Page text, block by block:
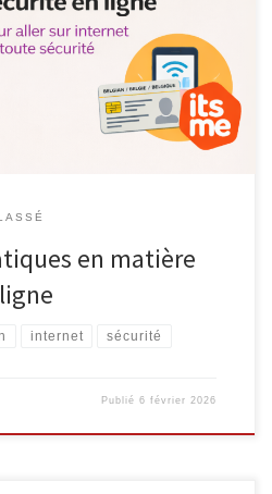
formatif consacré aux bonnes
en ligne, dans le cadre du cycle
les démarches numériques et les
quotidien, cet atelier a […]
en matière
internet sécurité
Publié6 février 2026